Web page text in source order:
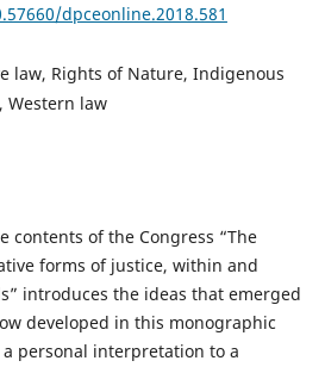
dpceonline.2018.581
law, Rights of Nature, Indigenous
Western law
contents of the Congress “The
forms of justice, within and
introduces the ideas that emerged
developed in this monographic
personal interpretation to a